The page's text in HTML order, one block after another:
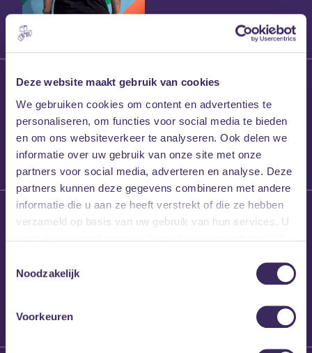
Deze website maakt gebruik van cookies
We gebruiken cookies om content en advertenties te
personaliseren, om functies voor social media te bieden
en om ons websiteverkeer te analyseren. Ook delen we
informatie over uw gebruik van onze site met onze
partners voor social media, adverteren en analyse. Deze
partners kunnen deze gegevens combineren met andere
informatie die u aan ze heeft verstrekt of die ze hebben
verzameld op basis van uw gebruik van hun services. U
Noodzakelijk
Voorkeuren
27 maart 2026
Willem’s Blog:
Frans Kalf
26 maart 2026
Willem’s Blog: High